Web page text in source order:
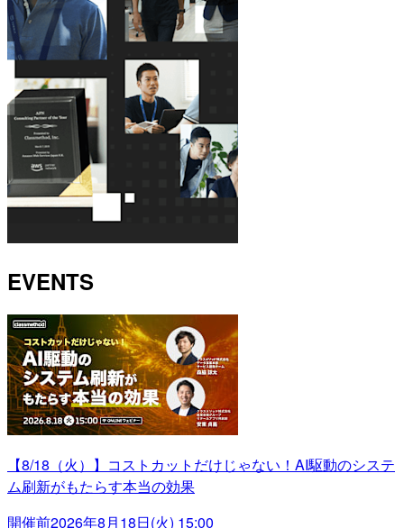
EVENTS
【8/18（火）】コストカットだけじゃない！AI駆動のシステ
ム刷新がもたらす本当の効果
開催前2026年8月18日(火) 15:00